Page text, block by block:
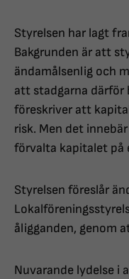
Styrelsen har lagt
Bakgrunden är att
ändamålsenlig och
att stadgarna därför
föreskriver att
risk. Men det
förvalta kapitalet
Styrelsen föreslår
åligganden, genom
Nuvarande lydelse i